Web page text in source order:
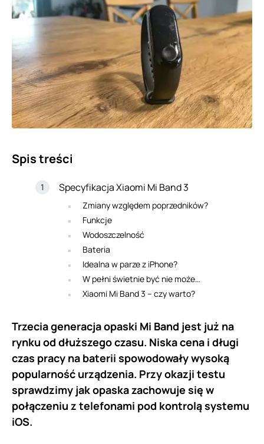
Spis treści
Specyfikacja Xiaomi Mi Band 3
Zmiany względem poprzedników?
Funkcje
Wodoszczelność
Bateria
Idealna w parze z iPhone?
W pełni świetnie być nie może…
Xiaomi Mi Band 3 – czy warto?
Trzecia generacja opaski Mi Band jest już na
rynku od dłuższego czasu. Niska cena i długi
czas pracy na baterii spowodowały wysoką
popularność urządzenia. Przy okazji testu
sprawdzimy jak opaska zachowuje się w
połączeniu z telefonami pod kontrolą systemu
iOS.